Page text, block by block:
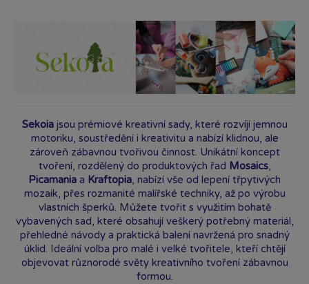
Sekoia jsou prémiové kreativní sady, které rozvíjí jemnou
motoriku, soustředění i kreativitu a nabízí klidnou, ale
zároveň zábavnou tvořivou činnost. Unikátní koncept
tvoření, rozdělený do produktových řad Mosaics,
Picamania a Kraftopia, nabízí vše od lepení třpytivých
mozaik, přes rozmanité malířské techniky, až po výrobu
vlastních šperků. Můžete tvořit s využitím bohatě
vybavených sad, které obsahují veškerý potřebný materiál,
přehledné návody a praktická balení navržená pro snadný
úklid. Ideální volba pro malé i velké tvořitele, kteří chtějí
objevovat různorodé světy kreativního tvoření zábavnou
formou.